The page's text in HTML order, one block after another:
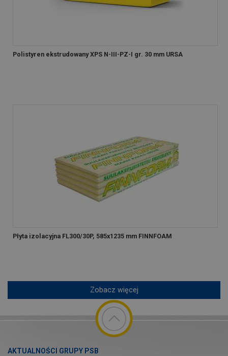
Polistyren ekstrudowany XPS N-III-PZ-I gr. 30 mm URSA
Płyta izolacyjna FL300/30P, 585x1235 mm FINNFOAM
Zobacz więcej
AKTUALNOŚCI GRUPY PSB